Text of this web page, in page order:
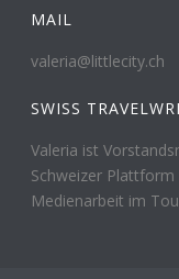
MAIL
valeria@littlecity.ch
SWISS
Valeria ist
Schweizer
Medienarbeit im